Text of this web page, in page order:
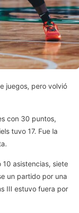
juegos, pero volvió
con 30 puntos,
tuvo 17. Fue la
10 asistencias, siete
un partido por una
III estuvo fuera por